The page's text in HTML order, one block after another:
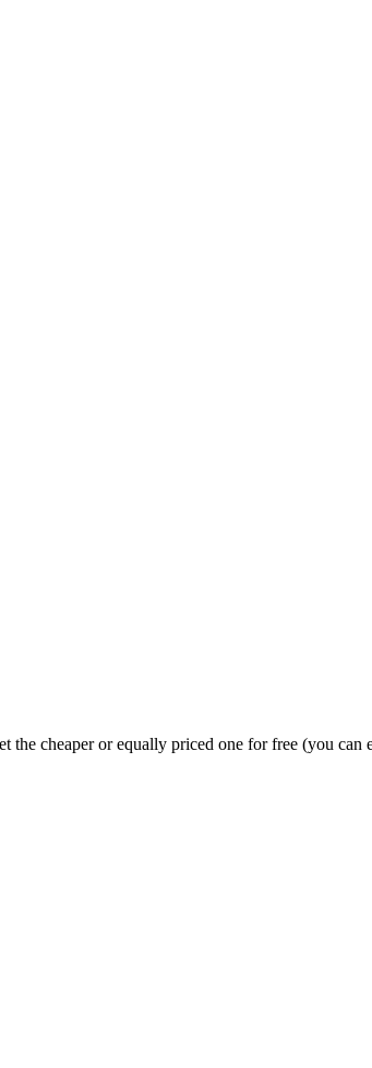
cheaper or equally priced one for free (you can